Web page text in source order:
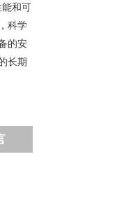
和可
科学
的安
长期